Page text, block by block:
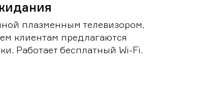
плазменным телевизором,
клиентам предлагаются
Работает бесплатный Wi-Fi.